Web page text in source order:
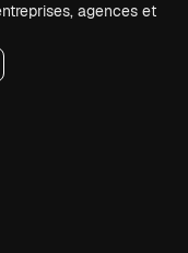
agences et